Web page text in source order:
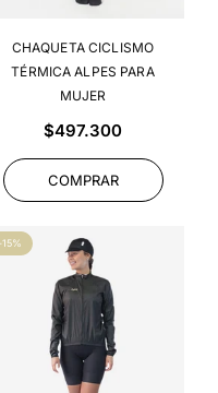
CHAQUETA CICLISMO
TÉRMICA ALPES PARA
MUJER
Precio
$497.300
COMPRAR
-15%